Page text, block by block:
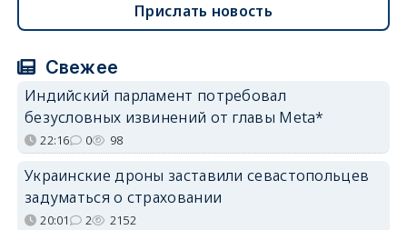
Прислать новость
Свежее
Индийский парламент потребовал
безусловных извинений от главы Meta*
22:16 0 98
Украинские дроны заставили севастопольцев
задуматься о страховании
20:01 2 2152